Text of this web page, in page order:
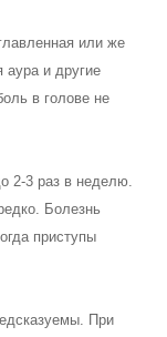
или же
аура и другие
в голове не
2-3 раз в неделю.
Болезнь
приступы
При